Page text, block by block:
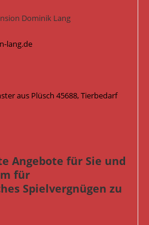
Dominik Lang
lang.de
aus Plüsch 45688, Tierbedarf
Angebote für Sie und
für
Spielvergnügen zu